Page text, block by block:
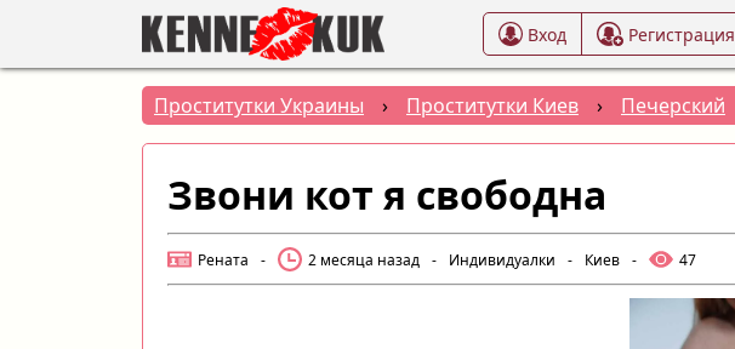
Вход Регистрация
Проститутки Украины › Проститутки Киев › Печерский
Звони кот я свободна
Рената - 2 месяца назад - Индивидуалки - Киев - 47